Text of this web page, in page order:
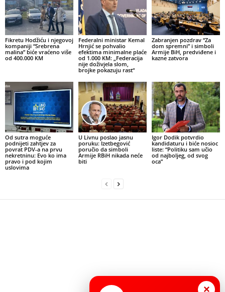
Fikretu Hodžiću i njegovoj
kompaniji “Srebrena
malina” biće vraćeno više
od 400.000 KM
Federalni ministar Kemal
Hrnjić se pohvalio
efektima minimalne plaće
od 1.000 KM: „Federacija
nije doživjela slom,
brojke pokazuju rast“
Zabranjen pozdrav “Za
dom spremni” i simboli
Armije BiH, predviđene i
kazne zatvora
Od sutra moguće
podnijeti zahtjev za
povrat PDV-a na prvu
nekretninu: Evo ko ima
pravo i pod kojim
uslovima
U Livnu poslao jasnu
poruku: Izetbegović
poručio da simboli
Armije RBiH nikada neće
biti
Igor Dodik potvrdio
kandidaturu i biće nosioc
liste: “Politiku sam učio
od najboljeg, od svog
oca”